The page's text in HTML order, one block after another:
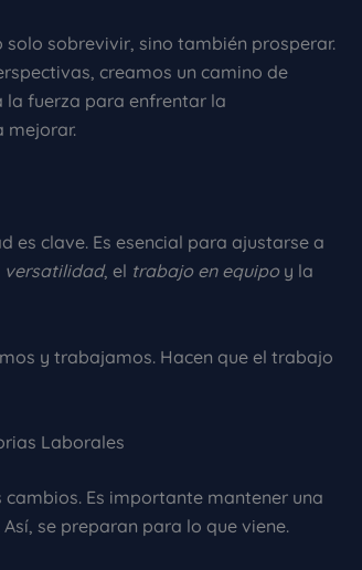
sobrevivir, sino también prosperar.
creamos un camino de
la fuerza para enfrentar la
mejorar.
clave. Es esencial para ajustarse a
versatilidad, el trabajo en equipo y la
y trabajamos. Hacen que el trabajo
Laborales
Es importante mantener una
se preparan para lo que viene.